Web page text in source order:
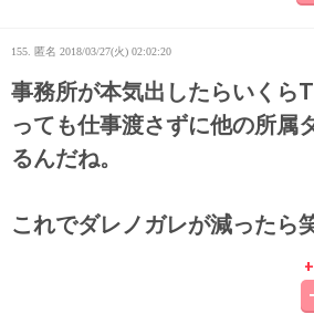
155. 匿名 2018/03/27(火) 02:02:20
事務所が本気出したらいくら
っても仕事渡さずに他の所属
るんだね。
これでダレノガレが減ったら